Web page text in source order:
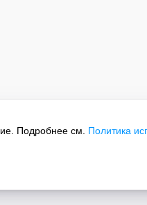
Подробнее см. Политика